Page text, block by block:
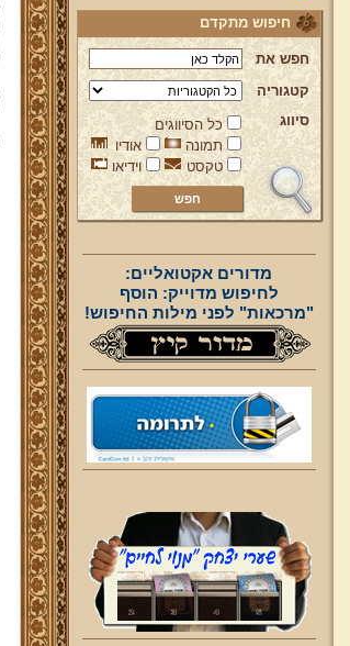
חיפוש מתקדם
חפש את
קטגוריה
סיווג
כל הסיווגים
תמונה
אודיו
טקסט
וידיאו
מדורים אקטואליים:
לחיפוש מדוייק: הוסף
"מרכאות" לפני מילות החיפוש!